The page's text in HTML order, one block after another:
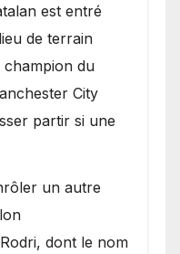
est entré
de terrain
du
City
partir si une
un autre
dont le nom